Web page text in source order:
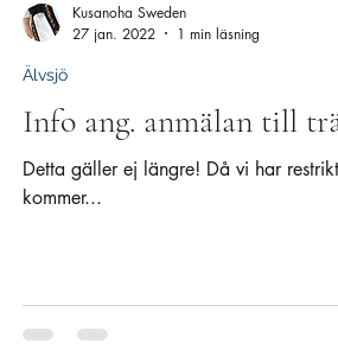
Info ang. anmälan till
Detta gäller ej längre! Då vi har
kommer...
Älvsjö
Kusanoha Sweden
27 jan. 2022
1 min läsning